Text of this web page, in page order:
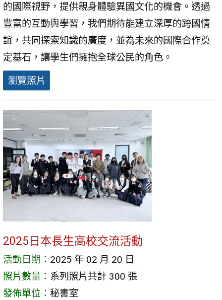
的國際視野，提供親身體驗異國文化的機會。透過
豐富的互動與學習，我們期待能建立深厚的跨國情
誼，共同探索知識的廣度，並為未來的國際合作奠
定基石，讓學生們擁抱全球公民的角色。
瀏覽照片
2025日本長生高校交流活動
活動日期： 2025 年 02 月 20 日
照片數量： 系列照片共計 300 張
發佈單位： 秘書室